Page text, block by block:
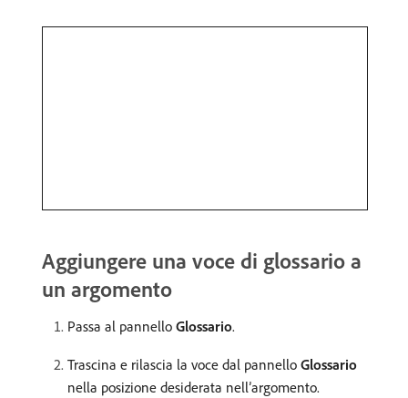
Aggiungere una voce di glossario a
un argomento
Passa al pannello Glossario.
Trascina e rilascia la voce dal pannello Glossario
nella posizione desiderata nell’argomento.